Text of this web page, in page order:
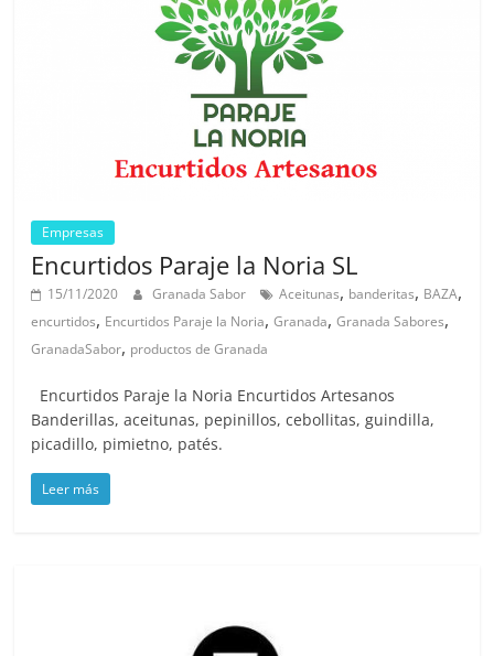
Empresas
Encurtidos Paraje la Noria SL
15/11/2020 Granada Sabor Aceitunas, banderitas, BAZA,
encurtidos, Encurtidos Paraje la Noria,Granada,Granada Sabores,
GranadaSabor, productos de Granada
Encurtidos Paraje la Noria Encurtidos Artesanos
Banderillas, aceitunas, pepinillos, cebollitas, guindilla,
picadillo, pimietno, patés.
Leer más